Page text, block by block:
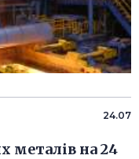
24.07
металів на 24